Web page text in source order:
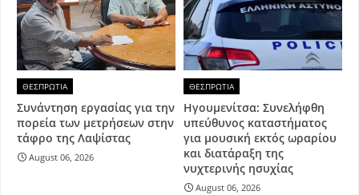
ΘΕΣΠΡΩΤΙΑ
Συνάντηση εργασίας για την
πορεία των μετρήσεων στην
τάφρο της Λαψίστας
August 06, 2026
ΘΕΣΠΡΩΤΙΑ
Ηγουμενίτσα: Συνελήφθη
υπεύθυνος καταστήματος
για μουσική εκτός ωραρίου
και διατάραξη της
νυχτερινής ησυχίας
August 06, 2026